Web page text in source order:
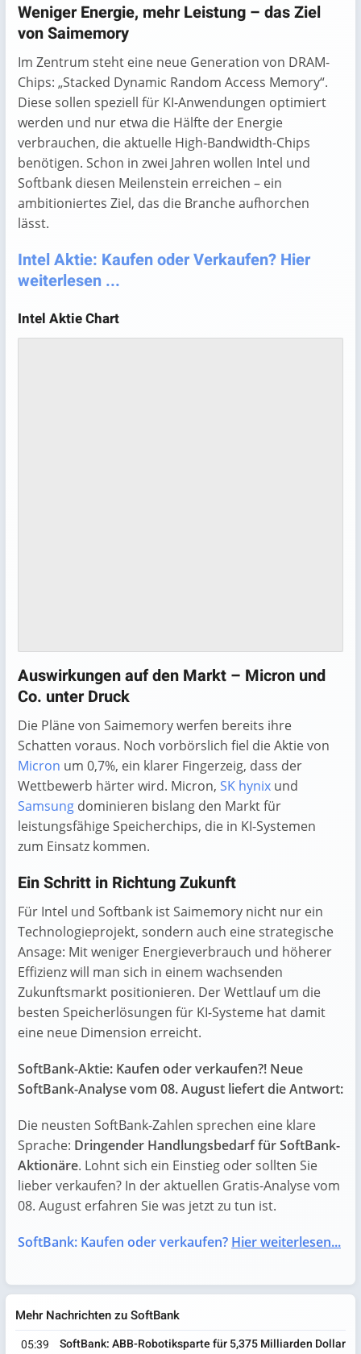
Weniger Energie, mehr Leistung – das Ziel
von Saimemory
Im Zentrum steht eine neue Generation von DRAM-
Chips: „Stacked Dynamic Random Access Memory“.
Diese sollen speziell für KI-Anwendungen optimiert
werden und nur etwa die Hälfte der Energie
verbrauchen, die aktuelle High-Bandwidth-Chips
benötigen. Schon in zwei Jahren wollen Intel und
Softbank diesen Meilenstein erreichen – ein
ambitioniertes Ziel, das die Branche aufhorchen
lässt.
Intel Aktie: Kaufen oder Verkaufen? Hier
weiterlesen ...
Intel Aktie Chart
Auswirkungen auf den Markt – Micron und
Co. unter Druck
Die Pläne von Saimemory werfen bereits ihre
Schatten voraus. Noch vorbörslich fiel die Aktie von
Micron um 0,7%, ein klarer Fingerzeig, dass der
Wettbewerb härter wird. Micron, SK hynix und
Samsung dominieren bislang den Markt für
leistungsfähige Speicherchips, die in KI-Systemen
zum Einsatz kommen.
Ein Schritt in Richtung Zukunft
Für Intel und Softbank ist Saimemory nicht nur ein
Technologieprojekt, sondern auch eine strategische
Ansage: Mit weniger Energieverbrauch und höherer
Effizienz will man sich in einem wachsenden
Zukunftsmarkt positionieren. Der Wettlauf um die
besten Speicherlösungen für KI-Systeme hat damit
eine neue Dimension erreicht.
SoftBank-Aktie: Kaufen oder verkaufen?! Neue
SoftBank-Analyse vom 08. August liefert die Antwort:
Die neusten SoftBank-Zahlen sprechen eine klare
Sprache: Dringender Handlungsbedarf für SoftBank-
Aktionäre. Lohnt sich ein Einstieg oder sollten Sie
lieber verkaufen? In der aktuellen Gratis-Analyse vom
08. August erfahren Sie was jetzt zu tun ist.
SoftBank: Kaufen oder verkaufen? Hier weiterlesen...
Mehr Nachrichten zu SoftBank
05:39 SoftBank: ABB-Robotiksparte für 5,375 Milliarden Dollar